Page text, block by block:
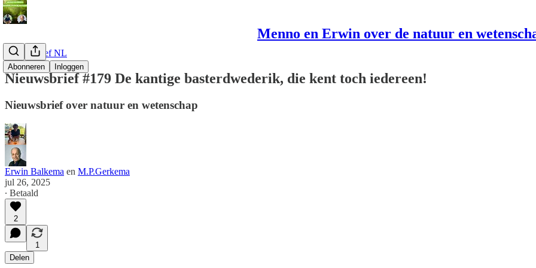
Menno en Erwin over de natuur en
Abonneren Inloggen
Nieuwsbrief NL
Nieuwsbrief #179 De kantige basterdwederik, die kent toch iedereen!
Nieuwsbrief over natuur en wetenschap
Erwin Balkema en M.P.Gerkema
jul 26, 2025
∙ Betaald
2
1
Delen